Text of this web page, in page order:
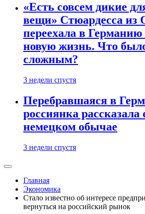
«Есть совсем дикие
вещи» Стюардесса из
переехала в Германию
новую жизнь. Что
сложным?
3 недели спустя
Перебравшаяся в
россиянка рассказала
немецком обычае
3 недели спустя
Главная
Экономика
Стало известно об интересе
вернуться на российский рынок